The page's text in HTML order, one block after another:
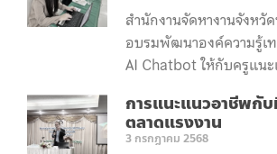
สำนักงานจัดหางานจังหวั
อบรมพัฒนาองค์ความรู้เ
AI Chatbot ให้กับครูแน
การแนะแนวอาชีพกั
ตลาดแรงงาน
3 กรกฎาคม 2568